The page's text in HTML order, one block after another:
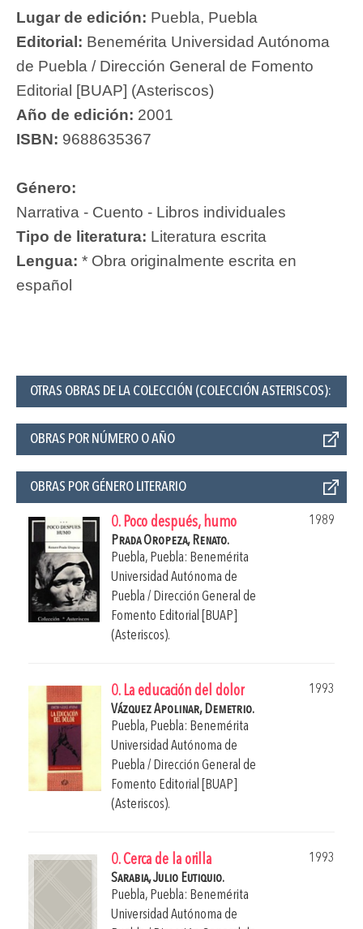
Lugar de edición: Puebla, Puebla
Editorial: Benemérita Universidad Autónoma
de Puebla / Dirección General de Fomento
Editorial [BUAP] (Asteriscos)
Año de edición: 2001
ISBN: 9688635367
Género:
Narrativa - Cuento - Libros individuales
Tipo de literatura: Literatura escrita
Lengua: * Obra originalmente escrita en
español
OTRAS OBRAS DE LA COLECCIÓN (COLECCIÓN ASTERISCOS):
OBRAS POR NÚMERO O AÑO
OBRAS POR GÉNERO LITERARIO
0. Poco después, humo
1989
Prada Oropeza, Renato.
Puebla, Puebla: Benemérita
Universidad Autónoma de
Puebla / Dirección General de
Fomento Editorial [BUAP]
(Asteriscos).
0. La educación del dolor
1993
Vázquez Apolinar, Demetrio.
Puebla, Puebla: Benemérita
Universidad Autónoma de
Puebla / Dirección General de
Fomento Editorial [BUAP]
(Asteriscos).
0. Cerca de la orilla
1993
Sarabia, Julio Eutiquio.
Puebla, Puebla: Benemérita
Universidad Autónoma de